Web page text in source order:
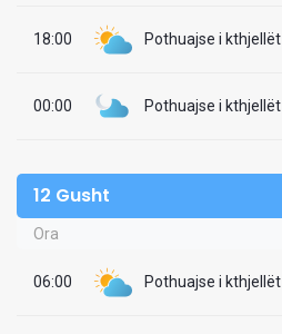
18:00 Pothuajse i kthjellët
00:00 Pothuajse i kthjellët
12 Gusht
Ora
06:00 Pothuajse i kthjellët